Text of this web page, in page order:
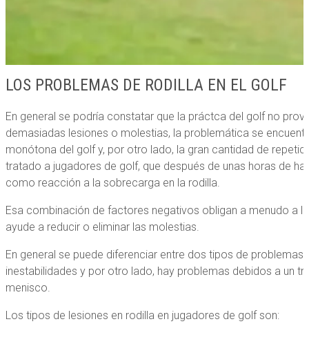
LOS PROBLEMAS DE RODILLA EN EL GOLF
En general se podría constatar que la práctca del golf no
demasiadas lesiones o molestias, la problemática se
monótona del golf y, por otro lado, la gran cantidad de
tratado a jugadores de golf, que después de unas horas de
como reacción a la sobrecarga en la rodilla.
Esa combinación de factores negativos obligan a menudo a
ayude a reducir o eliminar las molestias.
En general se puede diferenciar entre dos tipos de
inestabilidades y por otro lado, hay problemas debidos a un
menisco.
Los tipos de lesiones en rodilla en jugadores de golf son: